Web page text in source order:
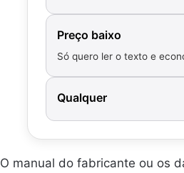
Preço baixo
Só quero ler o texto e
Qualquer
O manual do fabricante ou os